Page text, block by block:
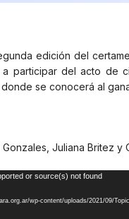
edición del
a participar del acto de
donde se conocerá al
Juliana Britez y
or source(s) not found
wp-content/uploads/2021/09/